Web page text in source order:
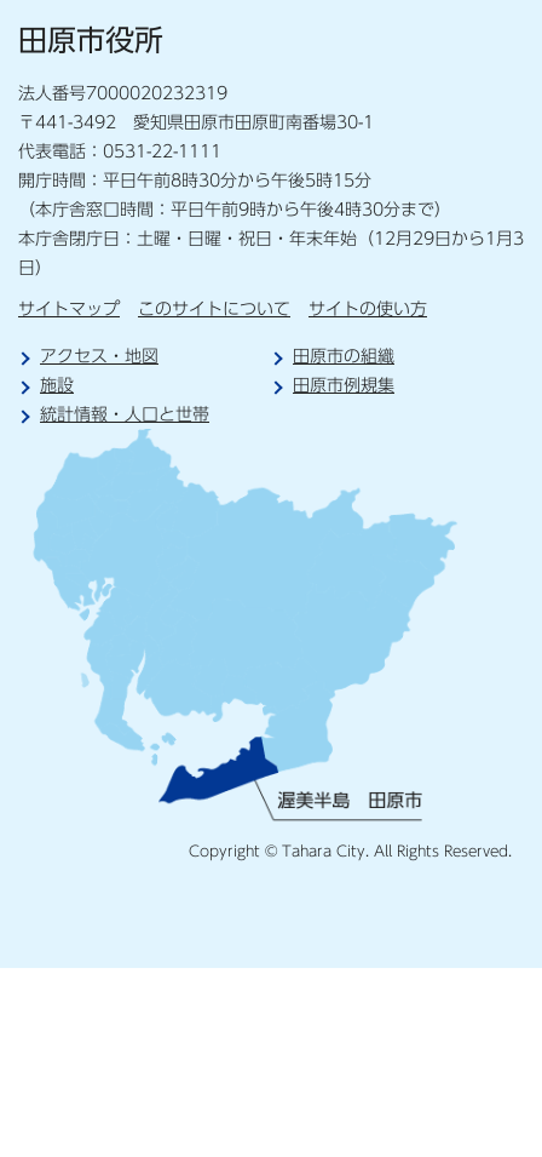
田原市役所
法人番号7000020232319
〒441-3492 愛知県田原市田原町南番場30-1
代表電話：0531-22-1111
開庁時間：平日午前8時30分から午後5時15分
（本庁舎窓口時間：平日午前9時から午後4時30分まで）
本庁舎閉庁日：土曜・日曜・祝日・年末年始（12月29日から1月3
日）
サイトマップ このサイトについて サイトの使い方
アクセス・地図
田原市の組織
施設
田原市例規集
統計情報・人口と世帯
Copyright © Tahara City. All Rights Reserved.